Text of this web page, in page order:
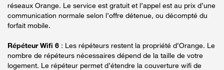
réseaux Orange. Le service est gratuit et l’appel est au prix d’une
communication normale selon l’offre détenue, ou décompté du
forfait mobile.
Répéteur Wifi 6 : Les répéteurs restent la propriété d’Orange. Le
nombre de répéteurs nécessaires dépend de la taille de votre
logement. Le répéteur permet d’étendre la couverture wifi de